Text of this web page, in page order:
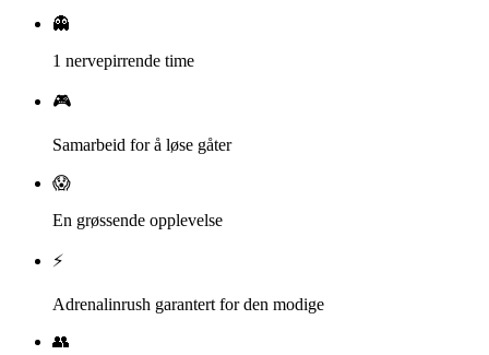
👻
1 nervepirrende time
🎮
Samarbeid for å løse gåter
😱
En grøssende opplevelse
⚡
Adrenalinrush garantert for den modige
👥